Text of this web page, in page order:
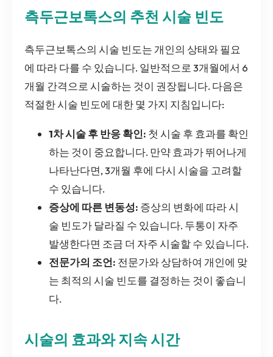
측두근보톡스의 추천 시술 빈도
측두근보톡스의 시술 빈도는 개인의 상태와 필요
에 따라 다를 수 있습니다. 일반적으로 3개월에서 6
개월 간격으로 시술하는 것이 권장됩니다. 다음은
적절한 시술 빈도에 대한 몇 가지 지침입니다:
1차 시술 후 반응 확인: 첫 시술 후 효과를 확인
하는 것이 중요합니다. 만약 효과가 뛰어나게
나타난다면, 3개월 후에 다시 시술을 고려할
수 있습니다.
증상에 따른 변동성: 증상의 변화에 따라 시
술 빈도가 달라질 수 있습니다. 두통이 자주
발생한다면 조금 더 자주 시술할 수 있습니다.
전문가의 조언: 전문가와 상담하여 개인에 맞
는 최적의 시술 빈도를 결정하는 것이 좋습니
다.
시술의 효과와 지속 시간